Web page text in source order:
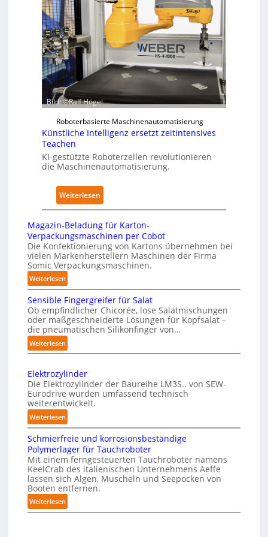
k
ü
h
s
i
c
a
A
I
a
K
a
n
k
e
h
a
s
a
u
e
n
A
u
w
i
k
u
g
e
n
v
n
P
h
y
a
a
u
f
d
Bild: ©Ralf Högel
Roboterbasierte Maschinenautomatisierung
Künstliche Intelligenz ersetzt zeitintensives
Teachen
KI-gestützte Roboterzellen revolutionieren
die Maschinenautomatisierung.
Weiterlesen:
K
n
s
t
l
c
h
e
I
l
e
n
z
e
r
Magazin-Beladung für Karton-
Verpackungsmaschinen per Cobot
Die Konfektionierung von Kartons übernehmen bei
vielen Markenherstellern Maschinen der Firma
Somic Verpackungsmaschinen.
Weiterlesen:
M
a
g
a
z
i
-
B
e
l
a
d
u
n
g
f
ü
r
K
Sensible Fingergreifer für Salat
Ob empfindlicher Chicorée, lose Salatmischungen
oder maßgeschneiderte Lösungen für Kopfsalat –
die pneumatischen Silikonfinger von…
Weiterlesen:
S
n
s
i
b
l
F
i
n
g
e
r
g
Elektrozylinder
Die Elektrozylinder der Baureihe LM3S.. von SEW-
Eurodrive wurden umfassend technisch
weiterentwickelt.
Weiterlesen:
E
l
e
k
t
r
o
z
Schmierfreie und korrosionsbeständige
Polymerlager für Tauchroboter
Mit einem ferngesteuerten Tauchroboter namens
KeelCrab des italienischen Unternehmens Aeffe
lassen sich Algen, Muscheln und Seepocken von
Booten entfernen.
Weiterlesen:
S
h